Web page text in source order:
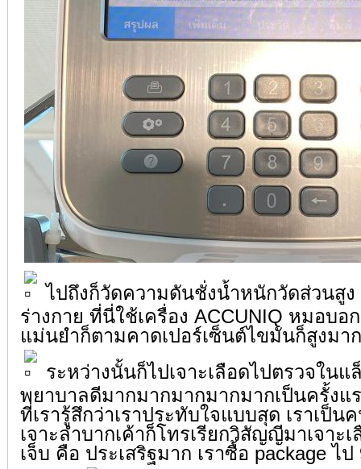
ไปถึงก็วัดความดันชั่งน้ำหนักวัดส่วนสู
ร่างกาย ที่นี่ใช้เครื่อง ACCUNIQ หมอบอ
แม่นยำก็ตามคาดเปอร์เซ็นต์ไขมันก็สูงมา
ระหว่างนั้นก็ไปเจาะเลือดไปตรวจใน
พยาบาลดีมากมากมากมากมากเป็นครั้งแ
ที่เรารู้สึกว่าเราประทับใจแบบสุด เราเป็น
เจาะลำบากเค้าก็โทรเรียกวิสัญญีมาเจาะ
เจ็บ คือ ประเสริฐมาก เราซื้อ package ไป